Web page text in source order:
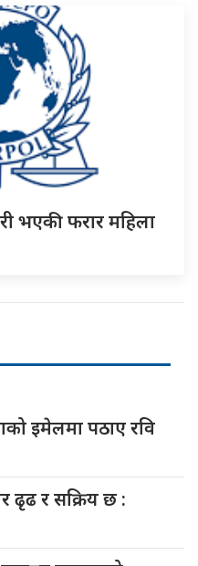
भएकी फरार महिला
इमेलमा पठाए रवि
ढृढ र सक्रिय छ :